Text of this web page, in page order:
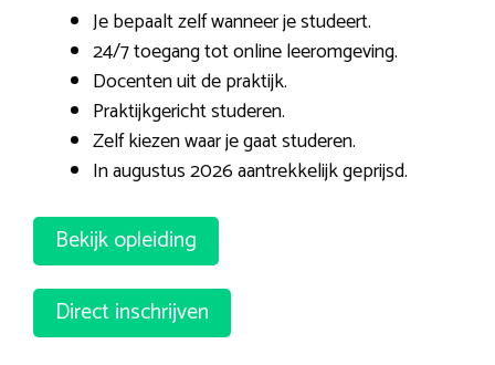
Je bepaalt zelf wanneer je studeert.
24/7 toegang tot online leeromgeving.
Docenten uit de praktijk.
Praktijkgericht studeren.
Zelf kiezen waar je gaat studeren.
In augustus 2026 aantrekkelijk geprijsd.
Bekijk opleiding
Direct inschrijven